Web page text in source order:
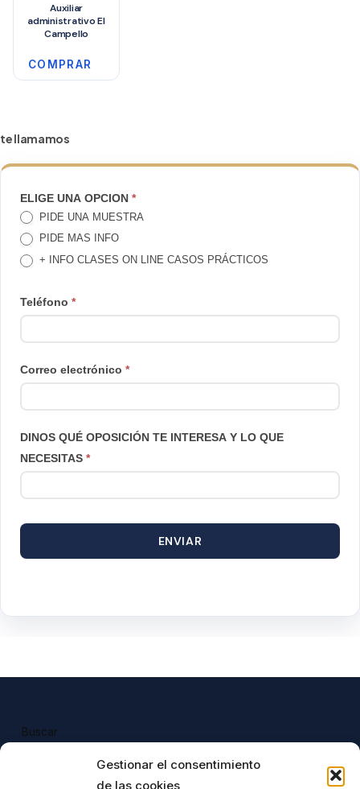
Gestionar el consentimiento
de las cookies
Auxiliar
administrativo El
Campello
COMPRAR
te llamamos
TE
LLAMAMOS
ELIGE UNA OPCION *
PIDE UNA MUESTRA
PIDE MAS INFO
+ INFO CLASES ON LINE CASOS PRÁCTICOS
Teléfono *
Correo electrónico *
DINOS QUÉ OPOSICIÓN TE INTERESA Y LO QUE
NECESITAS *
ENVIAR
Buscar